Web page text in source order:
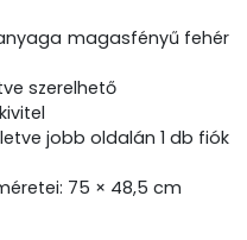
magasfényű fehér
szerelhető
jobb oldalán 1 db fiók
75 × 48,5 cm